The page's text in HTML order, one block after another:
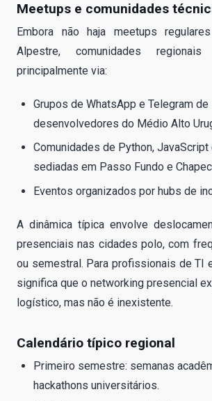
Meetups e comunidades
Embora não haja meetups
Alpestre, comunidades
principalmente via:
Grupos de WhatsApp e Telegram de
desenvolvedores do Médio Alto
Comunidades de Python, JavaScript
sediadas em Passo Fundo e
Eventos organizados por hubs de
A dinâmica típica envolve
presenciais nas cidades polo, com
ou semestral. Para profissionais de TI
significa que o networking presencial
logístico, mas não é inexistente.
Calendário típico regional
Primeiro semestre: semanas
hackathons universitários.